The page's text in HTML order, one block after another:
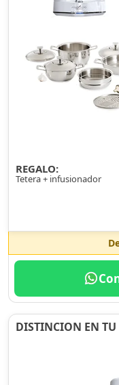
REGALO:
Tetera + infusionador
DISTINCION EN